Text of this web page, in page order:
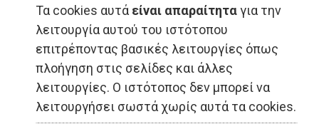
Τα cookies αυτά είναι απαραίτηταγια την
λειτουργία αυτού του ιστότοπου
επιτρέποντας βασικές λειτουργίες όπως
πλοήγηση στις σελίδες και άλλες
λειτουργίες. Ο ιστότοπος δεν μπορεί να
λειτουργήσει σωστά χωρίς αυτά τα cookies.
ΕΙΔΗΣΕΙΣ - Αθήνα